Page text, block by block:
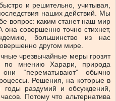
и решительно, учитывая,
наших действий. Мы
вопрос: каким станет наш мир
она совершенно точно стихнет,
большинство из нас
другом мире.
чрезвычайные меры грозят
по мнению Харари, природа
“перематывают” обычно
Решения, на которые в
раздумий и обсуждений,
Потому что альтернатива